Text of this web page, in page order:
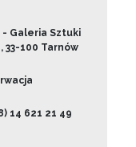
- Galeria Sztuki
33-100 Tarnów
14 621 21 49